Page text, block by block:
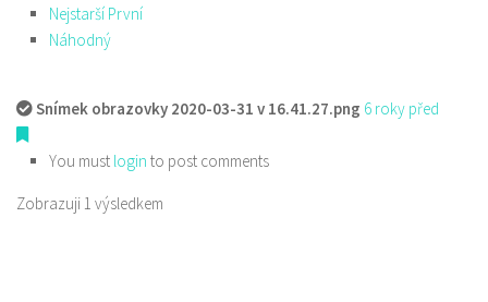
Nejstarší První
Náhodný
Snímek obrazovky 2020-03-31 v 16.41.27.png 6 roky před
You must login to post comments
Zobrazuji 1 výsledkem